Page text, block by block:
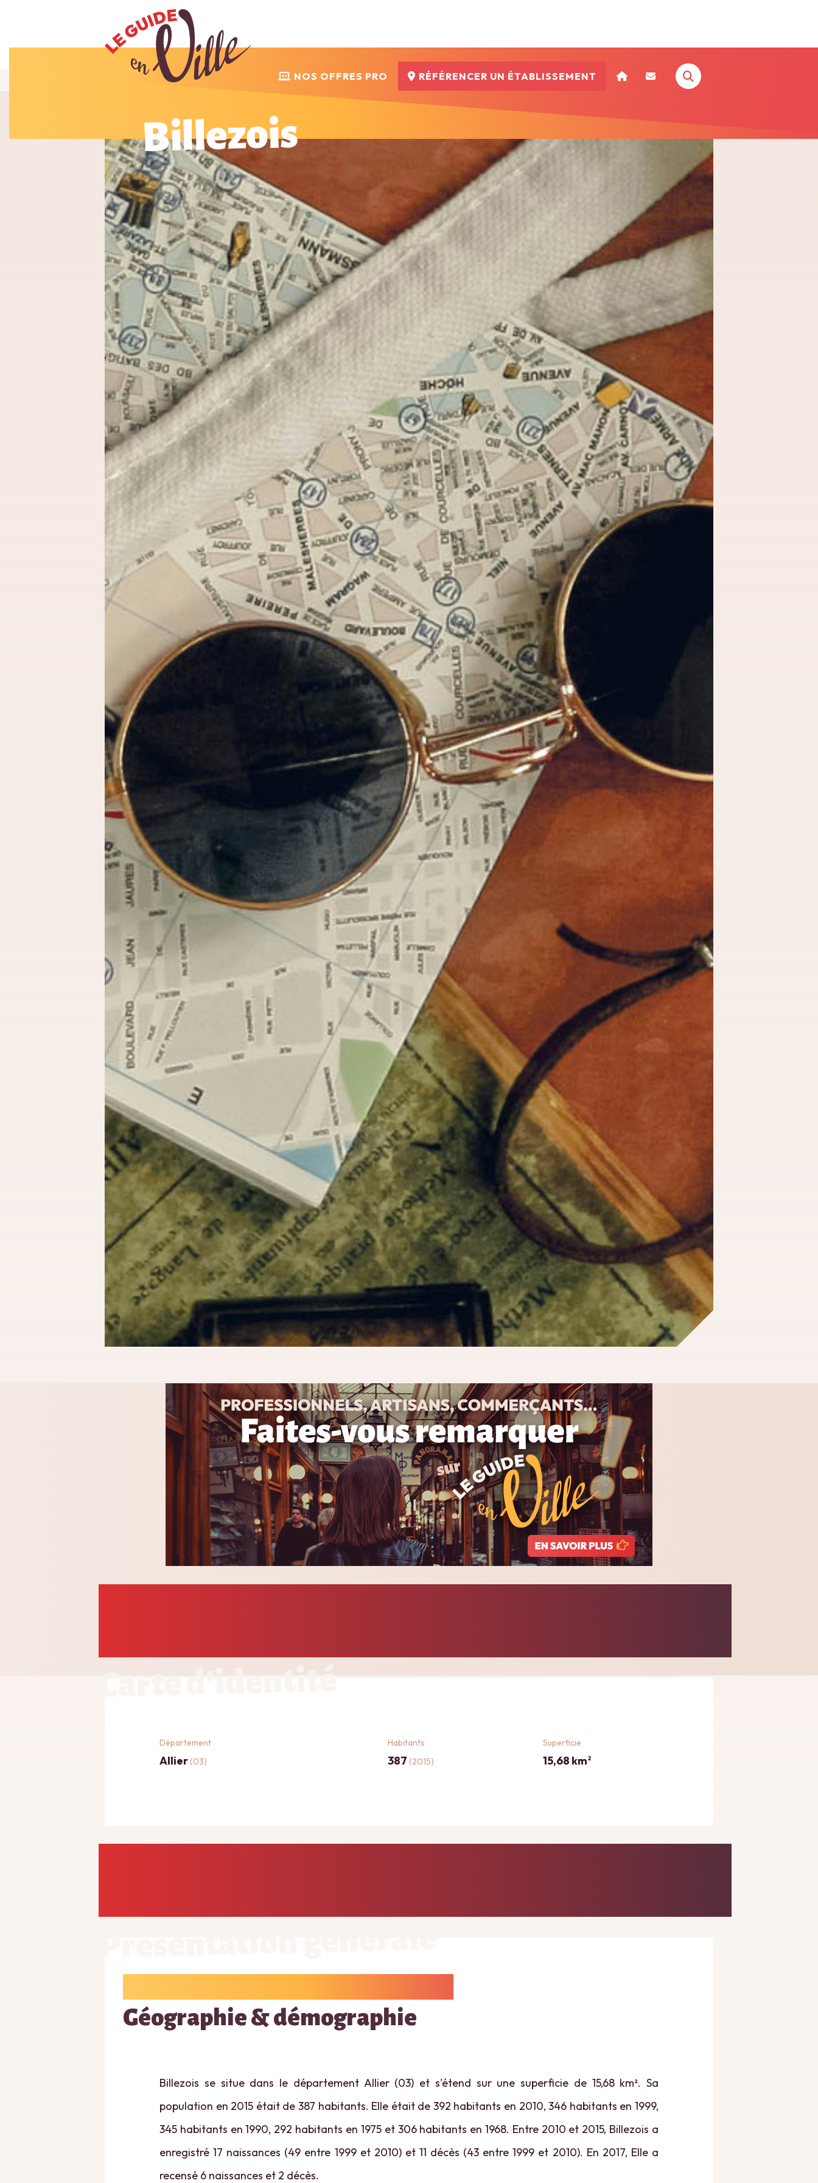
Billezois
NOS OFFRES PRO RÉFÉRENCER UN ÉTABLISSEMENT
Carte d'identité
Département
Allier(03)
Habitants
387 (2015)
Superficie
15,68 km2
Géographie & démographie
Billezois se situe dans le département Allier (03) et s'étend sur une superficie de 15,68 km². Sa
population en 2015 était de 387 habitants. Elle était de 392 habitants en 2010, 346 habitants en 1999,
345 habitants en 1990, 292 habitants en 1975 et 306 habitants en 1968. Entre 2010 et 2015, Billezois a
enregistré 17 naissances (49 entre 1999 et 2010) et 11 décès (43 entre 1999 et 2010). En 2017, Elle a
recensé 6 naissances et 2 décès.